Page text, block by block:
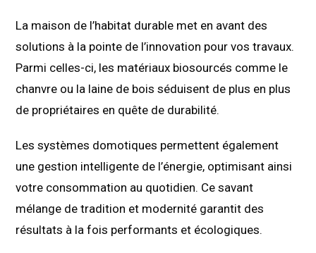
La maison de l’habitat durable met en avant des
solutions à la pointe de l’innovation pour vos travaux.
Parmi celles-ci, les matériaux biosourcés comme le
chanvre ou la laine de bois séduisent de plus en plus
de propriétaires en quête de durabilité.
Les systèmes domotiques permettent également
une gestion intelligente de l’énergie, optimisant ainsi
votre consommation au quotidien. Ce savant
mélange de tradition et modernité garantit des
résultats à la fois performants et écologiques.